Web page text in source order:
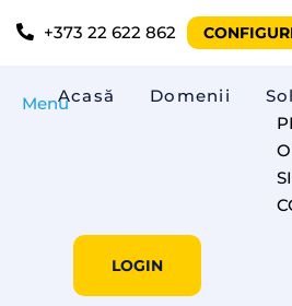
+373 22 622 862
MenuAcasă Domenii
LOGINCum